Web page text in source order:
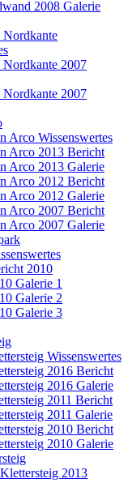
2008 Galerie
Nordkante
Nordkante 2007
Nordkante 2007
Arco Wissenswertes
Arco 2013 Bericht
Arco 2013 Galerie
Arco 2012 Bericht
Arco 2012 Galerie
Arco 2007 Bericht
Arco 2007 Galerie
2010
Galerie 1
Galerie 2
Galerie 3
Wissenswertes
2016 Bericht
2016 Galerie
2011 Bericht
2011 Galerie
2010 Bericht
2010 Galerie
2013